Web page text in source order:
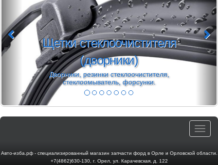
(дворники)
резинки стеклоочистителя,
форсунки.
Toggle
Авто-изба.рф - специализированный магазин запчасти форд в Орле и Орловской области.
+7(4862)630-130, г. Орел, ул. Карачевская, д. 122